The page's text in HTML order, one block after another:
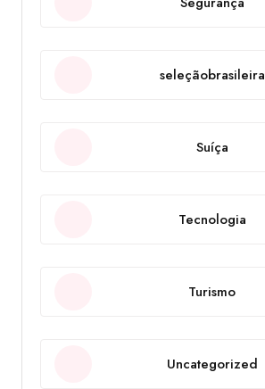
seleçãobrasileira
Suíça
Tecnologia
Turismo
Uncategorized